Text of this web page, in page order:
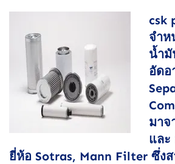
csk
จำห
น้ำมั
อัด
มาจ
และ
ยี่ห้อ Sotras, Mann Filter ซึ่ง